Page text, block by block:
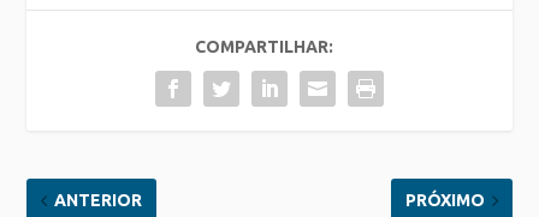
COMPARTILHAR:
ANTERIOR PRÓXIMO